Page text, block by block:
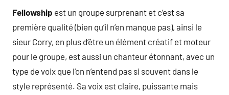
Fellowship est un groupe surprenant et c’est sa
première qualité (bien qu’il n’en manque pas), ainsi le
sieur Corry, en plus d’être un élément créatif et moteur
pour le groupe, est aussi un chanteur étonnant, avec un
type de voix que l’on n’entend pas si souvent dans le
style représenté. Sa voix est claire, puissante mais